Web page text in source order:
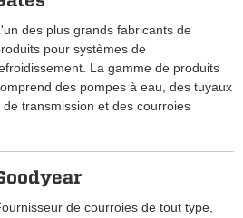
des plus grands fabricants de
pour systèmes de
La gamme de produits
des pompes à eau, des tuyaux
transmission et des courroies
de courroies de tout type,